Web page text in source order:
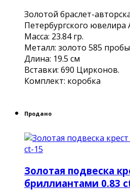
Золотой браслет-
Петербургского
Масса: 23.84 гр.
Металл: золото 585
Длина: 19.5 см
Вставки: 690 Цирконов.
Комплект: коробка
Продано
Золотая подвеска
бриллиантами 0.83